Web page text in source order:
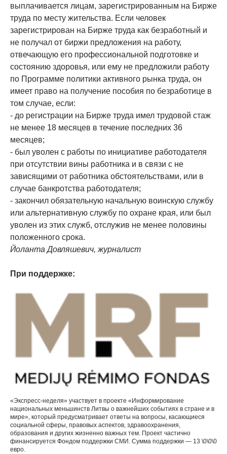
выплачивается лицам, зарегистрированным на Бирже
труда по месту жительства. Если человек
зарегистрирован на Бирже труда как безработный и
не получал от биржи предложения на работу,
отвечающую его профессиональной подготовке и
состоянию здоровья, или ему не предложили работу
по Программе политики активного рынка труда, он
имеет право на получение пособия по безработице в
том случае, если:
- до регистрации на Бирже труда имел трудовой стаж
не менее 18 месяцев в течение последних 36
месяцев;
- был уволен с работы по инициативе работодателя
при отсутствии вины работника и в связи с не
зависящими от работника обстоятельствами, или в
случае банкротства работодателя;
- закончил обязательную начальную воинскую службу
или альтернативную службу по охране края, или был
уволен из этих служб, отслужив не менее половины
положенного срока.
Йоланта Довляшевич, журналист
При поддержке:
«Экспресс-неделя» участвует в проекте «Информирование
национальных меньшинств Литвы о важнейших событиях в стране и в
мире», который предусматривает ответы на вопросы, касающиеся
социальной сферы, правовых аспектов, здравоохранения,
образования и других жизненно важных тем. Проект частично
финансируется Фондом поддержки СМИ. Сумма поддержки — 13 \0\0\0
евро.